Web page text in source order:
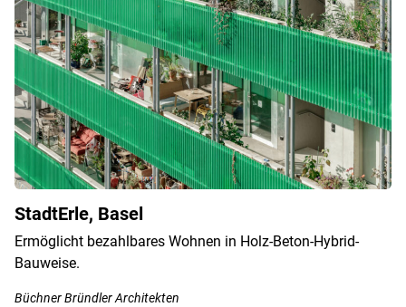
StadtErle, Basel
Ermöglicht bezahlbares Wohnen in Holz-Beton-Hybrid-
Bauweise.
Büchner Bründler Architekten